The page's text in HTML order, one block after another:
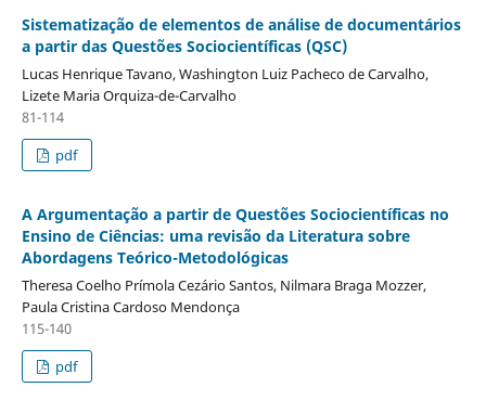
Sistematização de elementos de análise de documentários
a partir das Questões Sociocientíficas (QSC)
Lucas Henrique Tavano, Washington Luiz Pacheco de Carvalho,
Lizete Maria Orquiza-de-Carvalho
81-114
pdf
A Argumentação a partir de Questões Sociocientíficas no
Ensino de Ciências: uma revisão da Literatura sobre
Abordagens Teórico-Metodológicas
Theresa Coelho Prímola Cezário Santos, Nilmara Braga Mozzer,
Paula Cristina Cardoso Mendonça
115-140
pdf